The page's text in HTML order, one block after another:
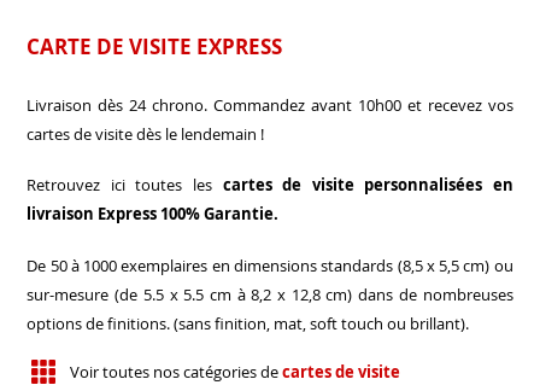
CARTE DE VISITE EXPRESS
Livraison dès 24 chrono. Commandez avant 10h00 et recevez vos
cartes de visite dès le lendemain !
Retrouvez ici toutes les cartes de visite personnalisées en
livraison Express 100% Garantie.
De 50 à 1000 exemplaires en dimensions standards (8,5 x 5,5 cm) ou
sur-mesure (de 5.5 x 5.5 cm à 8,2 x 12,8 cm) dans de nombreuses
options de finitions. (sans finition, mat, soft touch ou brillant).
Voir toutes nos catégories decartes de visite